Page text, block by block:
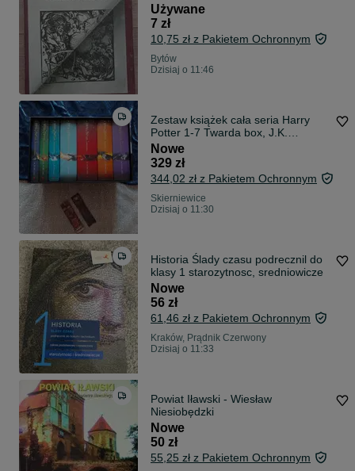
Używane
7 zł
10,75 zł z Pakietem Ochronnym
Bytów
Dzisiaj o 11:46
Zestaw książek cała seria Harry
Potter 1-7 Twarda box, J.K.
Rowling plus gratis
Nowe
329 zł
344,02 zł z Pakietem Ochronnym
Skierniewice
Dzisiaj o 11:30
Historia Ślady czasu podrecznil do
klasy 1 starozytnosc, sredniowicze
Nowe
56 zł
61,46 zł z Pakietem Ochronnym
Kraków, Prądnik Czerwony
Dzisiaj o 11:33
Powiat Iławski - Wiesław
Niesiobędzki
Nowe
50 zł
55,25 zł z Pakietem Ochronnym